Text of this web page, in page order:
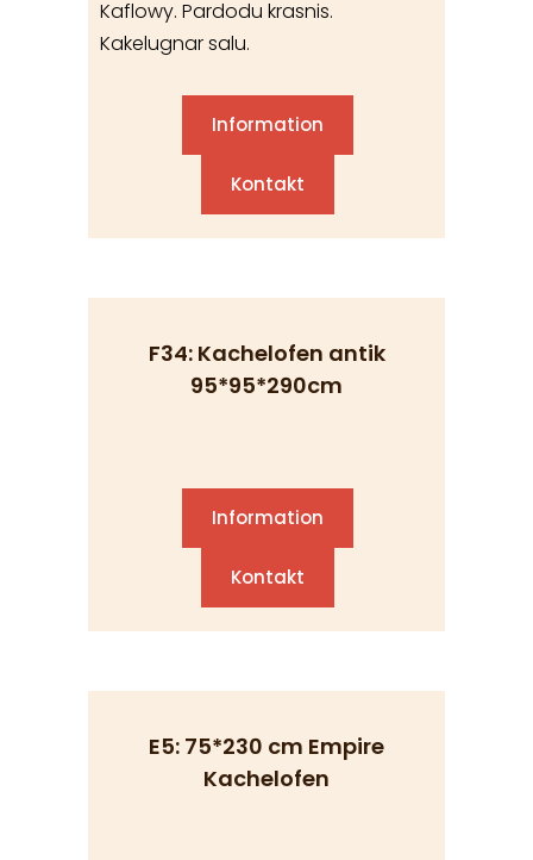
Information
Kontakt
F34: Kachelofen antik
95*95*290cm
Information
Kontakt
E5: 75*230 cm Empire
Kachelofen